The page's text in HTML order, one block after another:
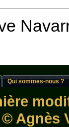
Qui sommes-nous ?
© Agnès